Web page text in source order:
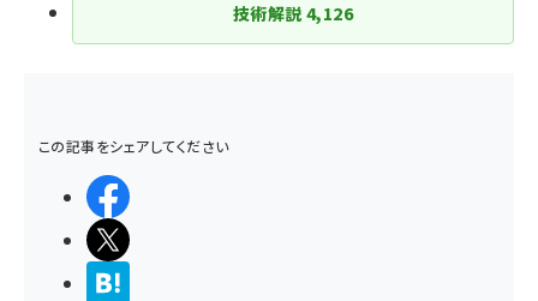
技術解説 4,126
この記事をシェアしてください